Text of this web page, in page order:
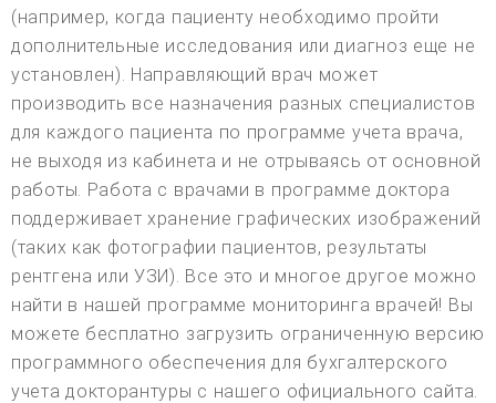
(например, когда пациенту необходимо пройти
дополнительные исследования или диагноз еще не
установлен). Направляющий врач может
производить все назначения разных специалистов
для каждого пациента по программе учета врача,
не выходя из кабинета и не отрываясь от основной
работы. Работа с врачами в программе доктора
поддерживает хранение графических изображений
(таких как фотографии пациентов, результаты
рентгена или УЗИ). Все это и многое другое можно
найти в нашей программе мониторинга врачей! Вы
можете бесплатно загрузить ограниченную версию
программного обеспечения для бухгалтерского
учета докторантуры с нашего официального сайта.